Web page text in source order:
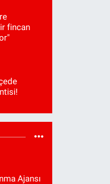
fincan
Ajansı